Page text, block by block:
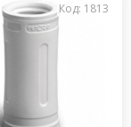
Код: 1813